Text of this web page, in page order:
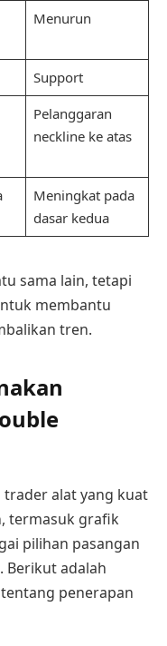
Menurun
Support
Pelanggaran
neckline ke atas
Meningkat pada
dasar kedua
sama lain, tetapi
membantu
tren.
trader alat yang kuat
termasuk grafik
pilihan pasangan
Berikut adalah
penerapan